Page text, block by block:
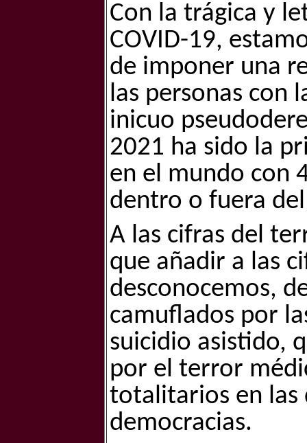
Con la trágica y
COVID-19,
de imponer una
las personas con
inicuo
2021 ha sido la
en el mundo con
dentro o fuera
A las cifras del
que añadir a las
desconocemos,
camuflados por
suicidio asistido,
por el terror
totalitarios en las
democracias.